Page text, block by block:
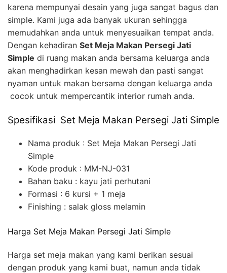
karena mempunyai desain yang juga sangat bagus dan
simple. Kami juga ada banyak ukuran sehingga
memudahkan anda untuk menyesuaikan tempat anda.
Dengan kehadiran Set Meja Makan Persegi Jati
Simple di ruang makan anda bersama keluarga anda
akan menghadirkan kesan mewah dan pasti sangat
nyaman untuk makan bersama dengan keluarga anda
cocok untuk mempercantik interior rumah anda.
Spesifikasi Set Meja Makan Persegi Jati Simple
Nama produk : Set Meja Makan Persegi Jati
Simple
Kode produk : MM-NJ-031
Bahan baku : kayu jati perhutani
Formasi : 6 kursi + 1 meja
Finishing : salak gloss melamin
Harga Set Meja Makan Persegi Jati Simple
Harga set meja makan yang kami berikan sesuai
dengan produk yang kami buat, namun anda tidak